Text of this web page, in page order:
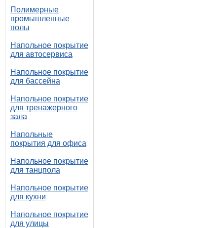
Полимерные
промышленные
полы
Напольное покрытие
для автосервиса
Напольное покрытие
для бассейна
Напольное покрытие
для тренажерного
зала
Напольные
покрытия для офиса
Напольное покрытие
для танцпола
Напольное покрытие
для кухни
Напольное покрытие
для улицы